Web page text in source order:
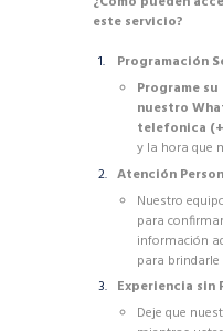
este servicio?
Programación
Programe
nuestro
telefonica (+
y la hora que
Atención
Nuestro
para
información
para
Experiencia sin
Deje que